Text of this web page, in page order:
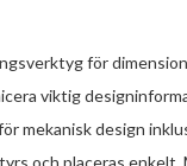
för
viktig
mekanisk design
och placeras